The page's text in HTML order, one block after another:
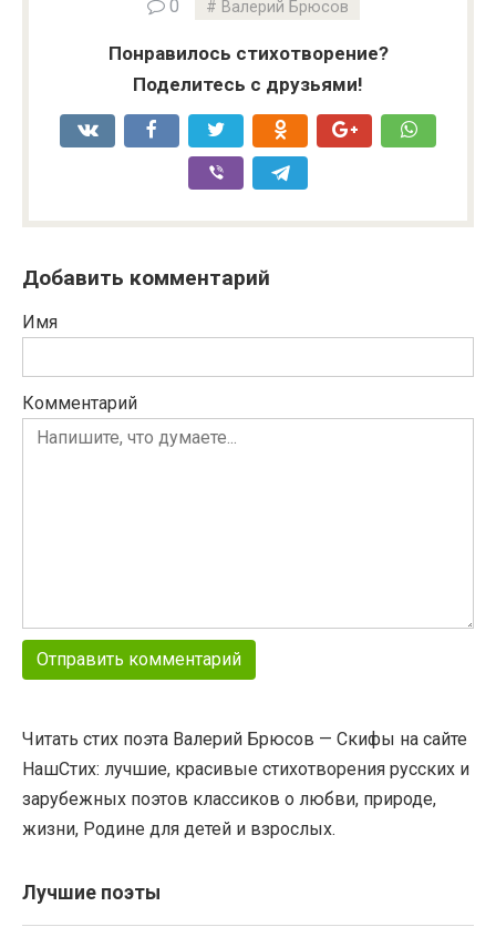
0 Валерий Брюсов
Понравилось стихотворение?
Поделитесь с друзьями!
Добавить комментарий
Имя
Комментарий
Читать стих поэта Валерий Брюсов — Скифы на сайте
НашСтих: лучшие, красивые стихотворения русских и
зарубежных поэтов классиков о любви, природе,
жизни, Родине для детей и взрослых.
Лучшие поэты